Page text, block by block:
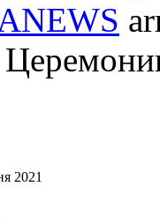
2021